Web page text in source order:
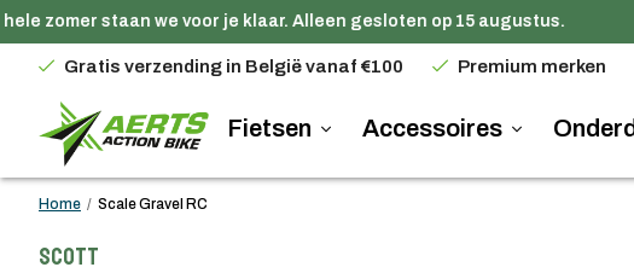
zomer staan we voor je klaar. Alleen gesloten op 15 augustus.
Gratis verzending in België vanaf €100 Premium merken
Fietsen Accessoires
Home / Scale Gravel RC
Scott